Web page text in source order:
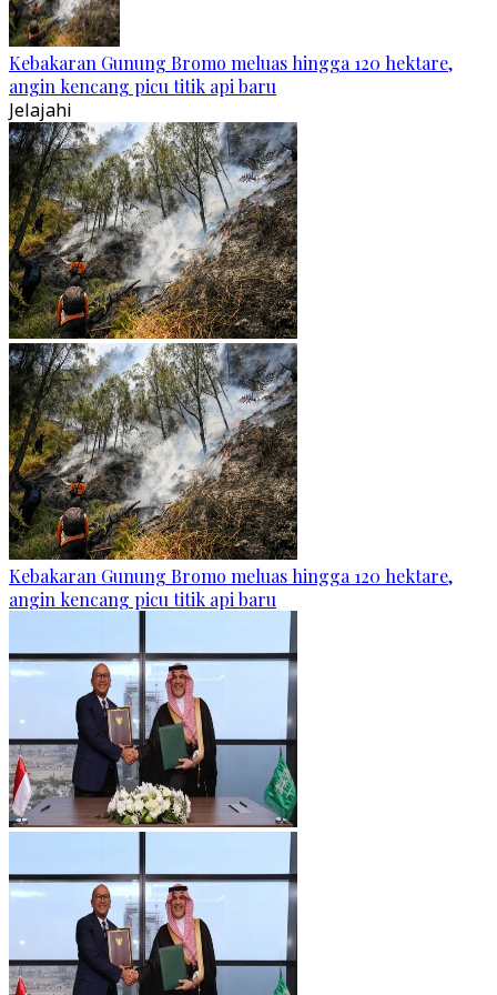
Kebakaran Gunung Bromo meluas hingga 120 hektare,
angin kencang picu titik api baru
Jelajahi
Kebakaran Gunung Bromo meluas hingga 120 hektare,
angin kencang picu titik api baru